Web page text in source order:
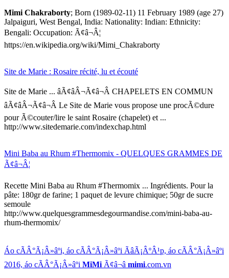
Mimi Chakraborty; Born (1989-02-11) 11 February 1989 (age 27)
Jalpaiguri, West Bengal, India: Nationality: Indian: Ethnicity:
Bengali: Occupation: Ã¢â¬Â¦
https://en.wikipedia.org/wiki/Mimi_Chakraborty
Site de Marie : Rosaire récité, lu et écouté
Site de Marie ... âÃ¢âÂ¬Ã¢â¬Â CHAPELETS EN COMMUN
âÃ¢âÂ¬Ã¢â¬Â Le Site de Marie vous propose une procÃ©dure
pour Ã©couter/lire le saint Rosaire (chapelet) et ...
http://www.sitedemarie.com/indexchap.html
Mini Baba au Rhum #Thermomix - QUELQUES GRAMMES DE
Ã¢â¬Â¦
Recette Mini Baba au Rhum #Thermomix ... Ingrédients. Pour la
pâte: 180gr de farine; 1 paquet de levure chimique; 50gr de sucre
semoule
http://www.quelquesgrammesdegourmandise.com/mini-baba-au-
rhum-thermomix/
Áo cÃÂ°Ã¡Â»âºi, áo cÃÂ°Ã¡Â»âºi ÃâÃ¡ÂºÂ¹p, áo cÃÂ°Ã¡Â»âºi
2016, áo cÃÂ°Ã¡Â»âºi MiMiÃ¢â¬â mimi.com.vn